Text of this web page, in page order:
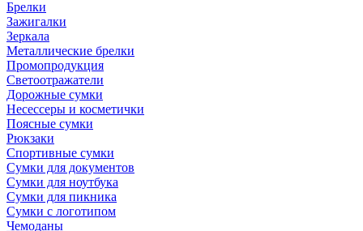
Брелки
Зажигалки
Зеркала
Металлические брелки
Промопродукция
Светоотражатели
Дорожные сумки
Несессеры и косметички
Поясные сумки
Рюкзаки
Спортивные сумки
Сумки для документов
Сумки для ноутбука
Сумки для пикника
Сумки с логотипом
Чемоданы